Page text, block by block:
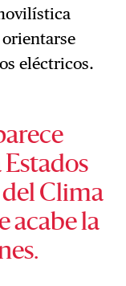
eléctricos.
Clima
acabe la